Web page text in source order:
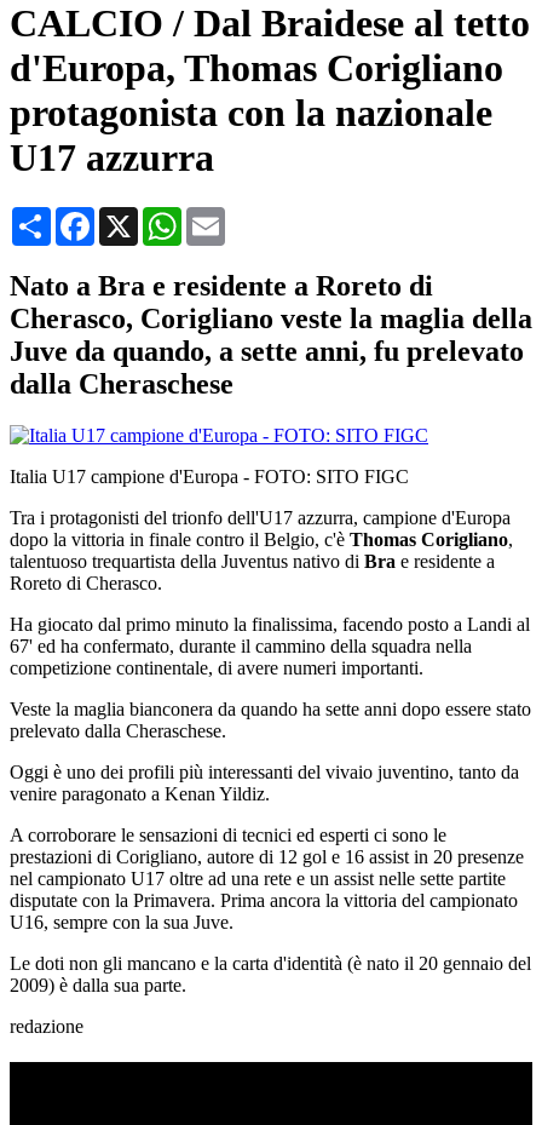
CALCIO / Dal Braidese al tetto
d'Europa, Thomas Corigliano
protagonista con la nazionale
U17 azzurra
CondividiFacebook
X WhatsApp
Nato a Bra e residente a Roreto di
Cherasco, Corigliano veste la maglia della
Juve da quando, a sette anni, fu prelevato
dalla Cheraschese
Italia U17 campione d'Europa - FOTO: SITO FIGC
Tra i protagonisti del trionfo dell'U17 azzurra, campione d'Europa
dopo la vittoria in finale contro il Belgio, c'è Thomas Corigliano,
talentuoso trequartista della Juventus nativo di Bra e residente a
Roreto di Cherasco.
Ha giocato dal primo minuto la finalissima, facendo posto a Landi al
67' ed ha confermato, durante il cammino della squadra nella
competizione continentale, di avere numeri importanti.
Veste la maglia bianconera da quando ha sette anni dopo essere stato
prelevato dalla Cheraschese.
Oggi è uno dei profili più interessanti del vivaio juventino, tanto da
venire paragonato a Kenan Yildiz.
A corroborare le sensazioni di tecnici ed esperti ci sono le
prestazioni di Corigliano, autore di 12 gol e 16 assist in 20 presenze
nel campionato U17 oltre ad una rete e un assist nelle sette partite
disputate con la Primavera. Prima ancora la vittoria del campionato
U16, sempre con la sua Juve.
Le doti non gli mancano e la carta d'identità (è nato il 20 gennaio del
2009) è dalla sua parte.
redazione